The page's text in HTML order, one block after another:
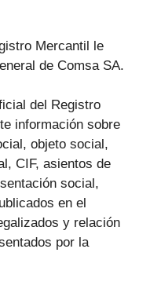
Mercantil le
de Comsa SA.
del Registro
información sobre
objeto social,
CIF, asientos de
social,
en el
y relación
por la